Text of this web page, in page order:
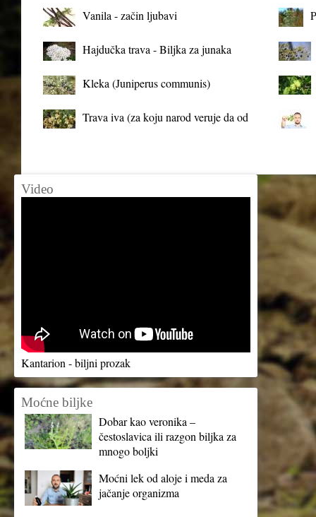
Vanila - začin ljubavi
Hajdučka trava - Biljka za junaka
Kleka (Juniperus communis)
Trava iva (za koju narod veruje da od
Video
Kantarion - biljni prozak
Moćne biljke
Dobar kao veronika –
čestoslavica ili razgon biljka za
mnogo boljki
Moćni lek od aloje i meda za
jačanje organizma